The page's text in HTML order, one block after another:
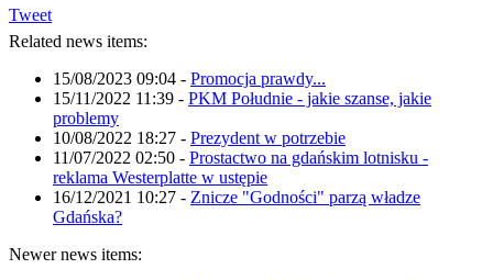
Tweet
Related news items:
15/08/2023 09:04 - Promocja prawdy...
15/11/2022 11:39 - PKM Południe - jakie szanse, jakie
problemy
10/08/2022 18:27 - Prezydent w potrzebie
11/07/2022 02:50 - Prostactwo na gdańskim lotnisku -
reklama Westerplatte w ustępie
16/12/2021 10:27 - Znicze "Godności" parzą władze
Gdańska?
Newer news items: